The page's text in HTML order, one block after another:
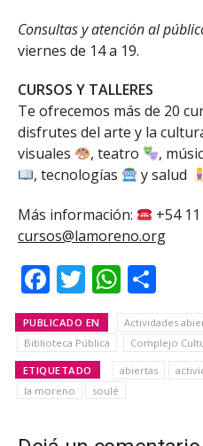
Consultas y atención al
viernes de 14 a 19.
CURSOS Y TALLERES
Te ofrecemos más de 20
disfrutes del arte y la
visuales
, teatro ,
, tecnologías
y salud
Más información:
+54
cursos@lamoreno.org
Facebook
Twitter
PUBLICADO EN Actividades
Biblioteca Pública
Complejo
ETIQUETADO abiertas
la moreno
soulé